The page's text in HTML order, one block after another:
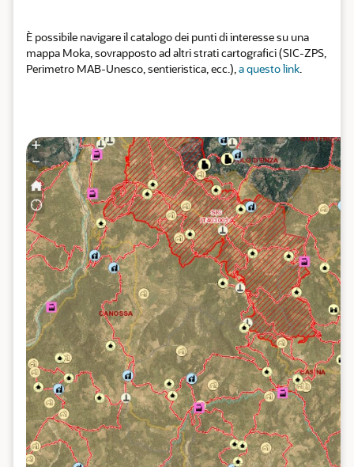
È possibile navigare il catalogo dei punti di interesse su una
mappa Moka, sovrapposto ad altri strati cartografici (SIC-ZPS,
Perimetro MAB-Unesco, sentieristica, ecc.),a questo link.